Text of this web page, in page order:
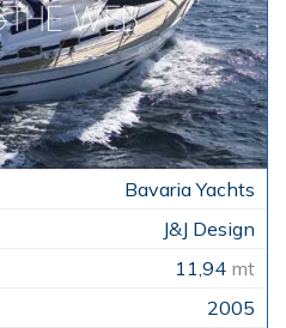
Bavaria Yachts
J&J Design
11,94 mt
2005